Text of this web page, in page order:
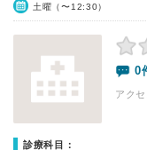
土曜（〜12:30）
0
アク
診療科目：